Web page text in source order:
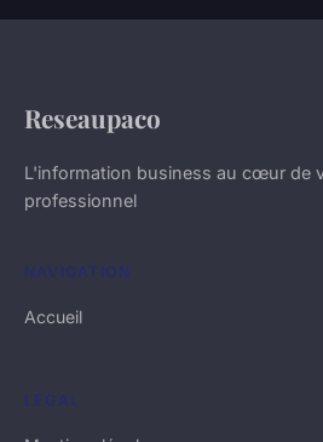
Reseaupaco
L'information business au cœur de
professionnel
NAVIGATION
Accueil
LÉGAL